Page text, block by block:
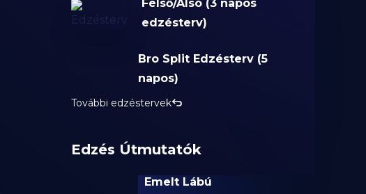
Felső/Alsó (3 napos
edzésterv)
Bro Split Edzésterv (5
napos)
További edzéstervek
Edzés Útmutatók
Emelt Lábú